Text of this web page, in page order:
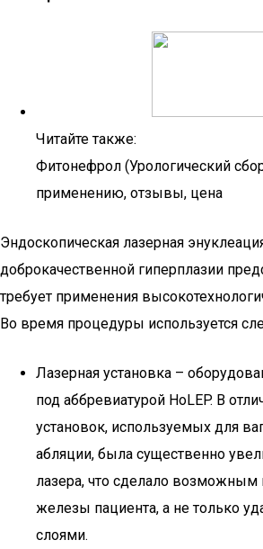
Читайте также:
Фитонефрол (Урологический
применению, отзывы, цена
Эндоскопическая лазерная
доброкачественной гиперплазии
требует применения
Во время процедуры используется
Лазерная установка –
под аббревиатурой HoLEP. В
установок, используемых для
абляции, была существенно
лазера, что сделало возможным
железы пациента, а не только
слоями.